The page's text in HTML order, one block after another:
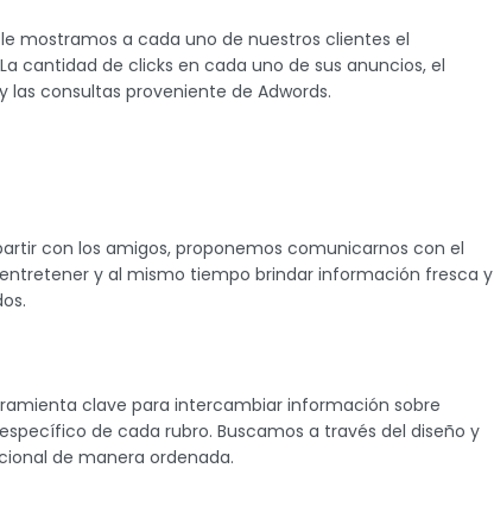
mostramos a cada uno de nuestros clientes el
cantidad de clicks en cada uno de sus anuncios, el
consultas proveniente de Adwords.
con los amigos, proponemos comunicarnos con el
y al mismo tiempo brindar información fresca y
clave para intercambiar información sobre
de cada rubro. Buscamos a través del diseño y
de manera ordenada.